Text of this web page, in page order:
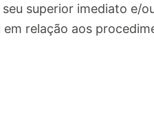
superior imediato e/
relação aos